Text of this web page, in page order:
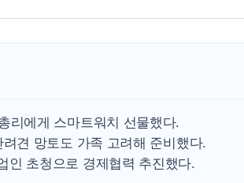
리에게 스마트워치 선물했다.
견 망토도 가족 고려해 준비했다.
인 초청으로 경제협력 추진했다.